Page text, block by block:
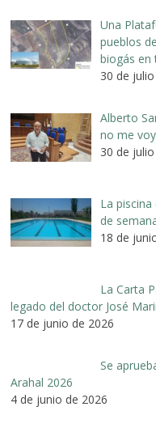
Una
pueblos
biogás en
30 de
Alberto
no me
30 de
La
de
18 de
La Carta
legado del doctor José
17 de junio de 2026
Se
Arahal 2026
4 de junio de 2026